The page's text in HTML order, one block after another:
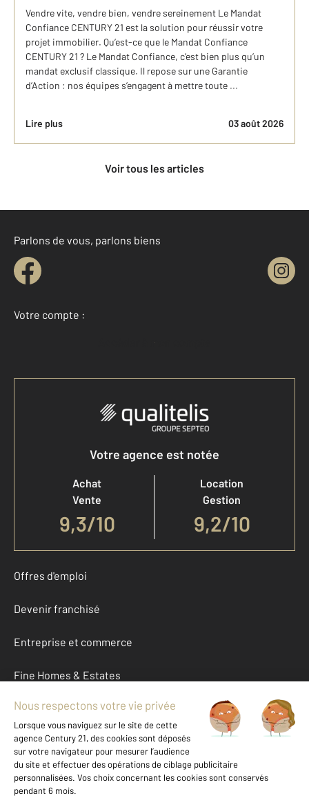
Vendre vite, vendre bien, vendre sereinement Le Mandat
Confiance CENTURY 21 est la solution pour réussir votre
projet immobilier. Qu’est-ce que le Mandat Confiance
CENTURY 21 ? Le Mandat Confiance, c’est bien plus qu’un
mandat exclusif classique. Il repose sur une Garantie
d’Action : nos équipes s’engagent à mettre toute ...
Lire plus 03 août 2026
Voir tous les articles
Parlons de vous, parlons biens
Votre compte :
Accéder à mon compte
Votre agence est notée
Achat
Vente
9,3/10
Location
Gestion
9,2/10
Offres d'emploi
Devenir franchisé
Entreprise et commerce
Fine Homes & Estates
À propos
International
Nous contacter